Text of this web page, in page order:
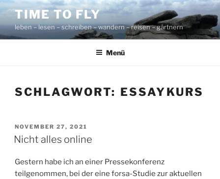
Zum
Inhalt
springen
TIME TO FLY
leben – lesen – schreiben – wandern – reisen – gärtnern
Menü
SCHLAGWORT: ESSAYKURS
VERÖFFENTLICHT
AM
NOVEMBER 27, 2021
Nicht alles online
Gestern habe ich an einer Pressekonferenz
teilgenommen, bei der eine forsa-Studie zur aktuellen